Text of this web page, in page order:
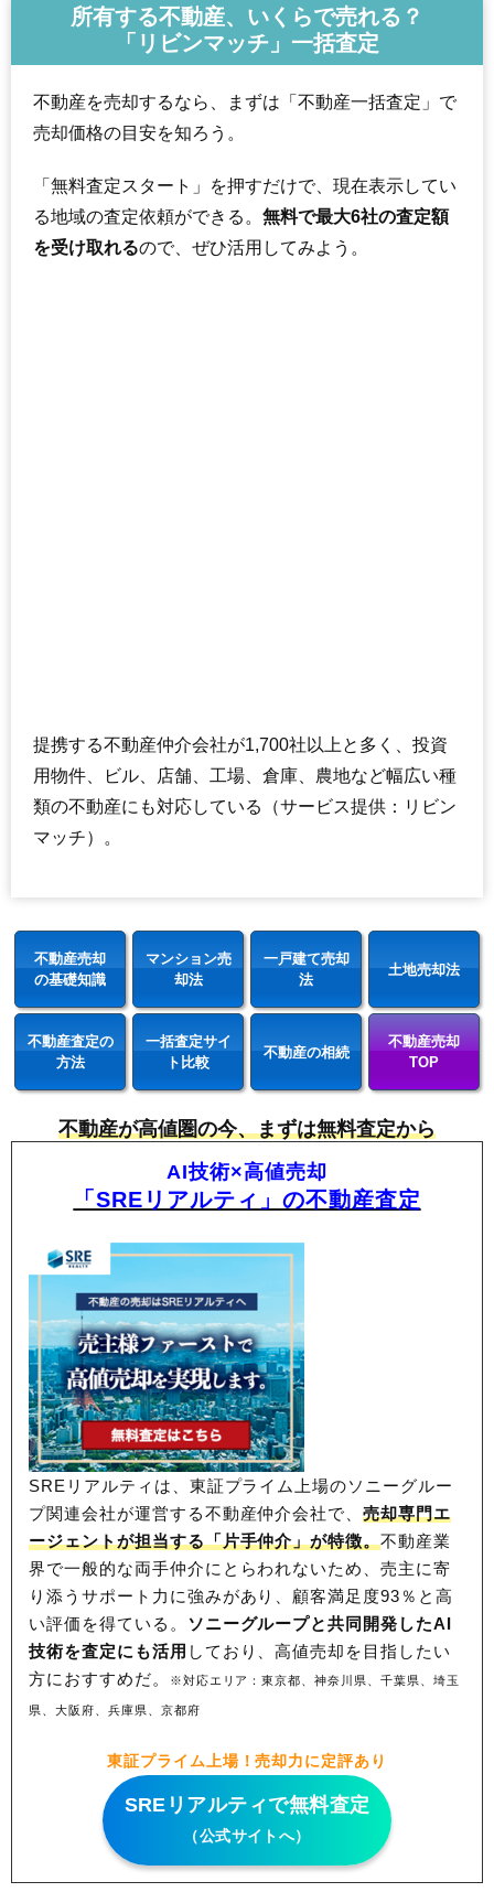
所有する不動産、いくらで売れる？
「リビンマッチ」一括査定
不動産を売却するなら、まずは「不動産一括査定」で
売却価格の目安を知ろう。
「無料査定スタート」を押すだけで、現在表示してい
る地域の査定依頼ができる。 無料で最大6社の査定額
を受け取れるので、ぜひ活用してみよう。
提携する不動産仲介会社が1,700社以上と多く、投資
用物件、ビル、店舗、工場、倉庫、農地など幅広い種
類の不動産にも対応している（サービス提供：リビン
マッチ）。
不動産売却
の基礎知識
マンション売
却法
一戸建て売却
法
土地売却法
不動産査定の
方法
一括査定サイ
ト比較
不動産の相続
不動産売却
TOP
不動産が高値圏の今、まずは無料査定から
AI技術×高値売却
「SREリアルティ」の不動産査定
SREリアルティは、東証プライム上場のソニーグルー
プ関連会社が運営する不動産仲介会社で、売却専門エ
ージェントが担当する「片手仲介」が特徴。不動産業
界で一般的な両手仲介にとらわれないため、売主に寄
り添うサポート力に強みがあり、顧客満足度93％と高
い評価を得ている。 ソニーグループと共同開発したAI
技術を査定にも活用 しており、高値売却を目指したい
方におすすめだ。
※対応エリア：東京都、神奈川県、千葉県、埼玉
県、大阪府、兵庫県、京都府
東証プライム上場！売却力に定評あり
SREリアルティで無料査定
（公式サイトへ）